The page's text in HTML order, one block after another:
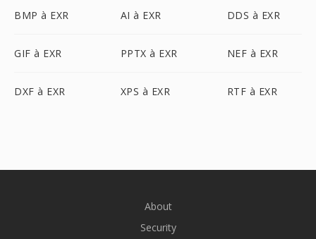
BMP à EXR AI à EXR DDS à EXR
GIF à EXR PPTX à EXR NEF à EXR
DXF à EXR XPS à EXR RTF à EXR
About
Security